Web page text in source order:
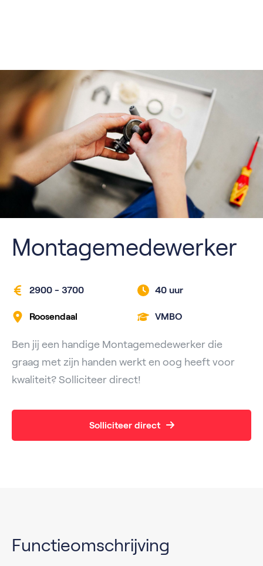
Montagemedewerker
2900 - 3700 40 uur
Roosendaal VMBO
Ben jij een handige Montagemedewerker die
graag met zijn handen werkt en oog heeft voor
kwaliteit? Solliciteer direct!
Solliciteer direct
Functieomschrijving